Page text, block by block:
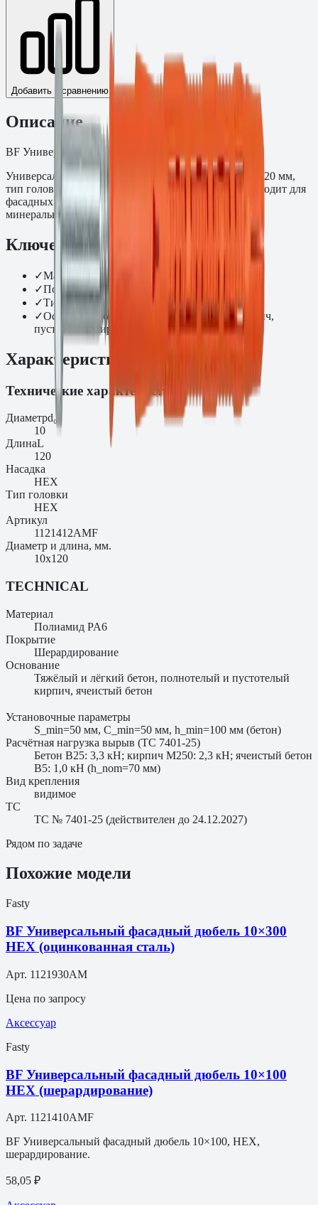
Добавить к сравнению
Описание
BF Универсальный фасадный дюбель
Универсальный фасадный дюбель BF размером 10×120 мм,
тип головки HEX, покрытие Шерардирование. Подходит для
фасадных подконструкций и монтажных работ по
минеральным основаниям.
Ключевые преимущества
✓Материал: полиамид PA6
✓Покрытие: Шерардирование
✓Тип головки: HEX
✓Основание: бетон C20/25, полнотелый кирпич,
пустотелый кирпич, ячеистый бетон
Характеристики
Технические характеристики
Диаметрd₀
10
ДлинаL
120
Насадка
HEX
Тип головки
HEX
Артикул
1121412AMF
Диаметр и длина, мм.
10х120
TECHNICAL
Материал
Полиамид PA6
Покрытие
Шерардирование
Основание
Тяжёлый и лёгкий бетон, полнотелый и пустотелый
кирпич, ячеистый бетон
Установочные параметры
S_min=50 мм, C_min=50 мм, h_min=100 мм (бетон)
Расчётная нагрузка вырыв (ТС 7401-25)
Бетон B25: 3,3 кН; кирпич M250: 2,3 кН; ячеистый бетон
B5: 1,0 кН (h_nom=70 мм)
Вид крепления
видимое
ТС
ТС № 7401-25 (действителен до 24.12.2027)
Рядом по задаче
Похожие модели
Fasty
BF Универсальный фасадный дюбель 10×300
HEX (оцинкованная сталь)
Арт. 1121930AM
Цена по запросу
Аксессуар
Fasty
BF Универсальный фасадный дюбель 10×100
HEX (шерардирование)
Арт. 1121410AMF
BF Универсальный фасадный дюбель 10×100, HEX,
шерардирование.
58,05 ₽